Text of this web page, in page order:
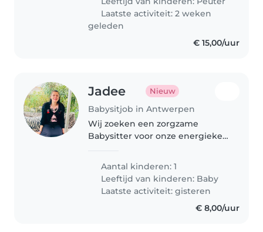
Laatste activiteit: 2 weken
geleden
€ 15,00/uur
Jadee Nieuw
Babysitjob in Antwerpen
Wij zoeken een zorgzame
Babysitter voor onze energieke
baby's is een must, onze baby
slaapt moeilijk. Graag bij ons
thuis. Iemand dat enthousiast is.
Aantal kinderen: 1
Leeftijd van kinderen: Baby
Laatste activiteit: gisteren
€ 8,00/uur